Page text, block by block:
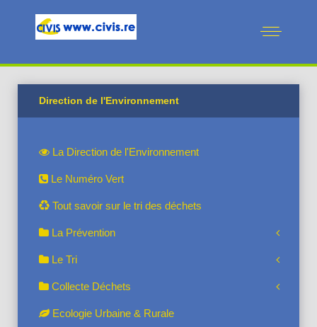
Direction de l'Environnement
La Direction de l'Environnement
Le Numéro Vert
Tout savoir sur le tri des déchets
La Prévention
Le Tri
Collecte Déchets
Ecologie Urbaine & Rurale